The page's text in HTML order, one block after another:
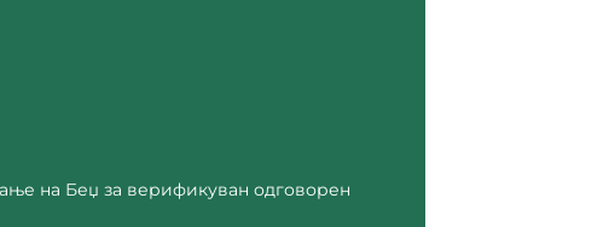
на Беџ за верификуван одговорен